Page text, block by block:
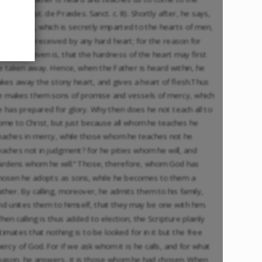
(August. de Prædes. Sanct. c. 8). Shortly after, he says,
grace, which is secretly imparted to the hearts of men,
received by any hard heart; for the reason for
it is given is, that the hardness of the heart may first
taken away. Hence, when the Father is heard within, he
away the stony heart, and gives a heart of flesh.Thus
makes them sons of promise and vessels of mercy, which
has prepared for glory. Why then does he not teach all to
to Christ, but just because all whom he teaches he
in mercy, while those whom he teaches not he
not in judgment? for he pities whom he will, and
whom he will.” Those, therefore, whom God has
he adopts as sons, while he becomes to them a
By calling, moreover, he admits them to his family,
unites them to himself, that they may be one with him.
calling is thus added to election, the Scripture plainly
that nothing is to be looked for in it but the free
of God. For if we ask whom it is he calls, and for what
he answers, it is those whom he had chosen. When